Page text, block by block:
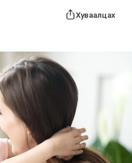
Хуваалцах